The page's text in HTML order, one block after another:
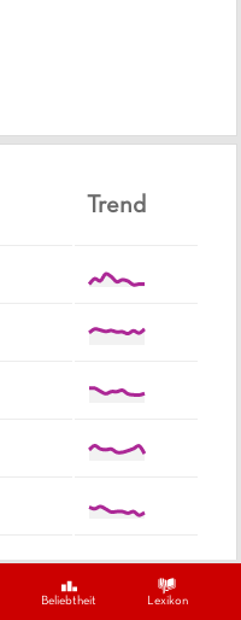
Beliebtheit Lexikon
Trend